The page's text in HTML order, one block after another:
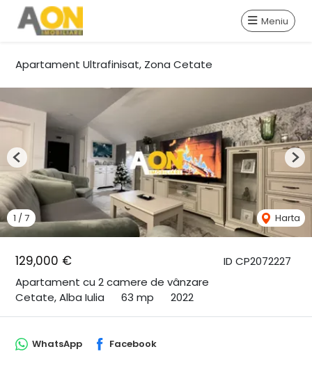
Meniu
Apartament Ultrafinisat, Zona Cetate
ID CP2072227
129,000 €
Apartament cu 2 camere de vânzare
Cetate, Alba Iulia
63 mp 2022
1 /7 Harta
Previous
WhatsApp Facebook